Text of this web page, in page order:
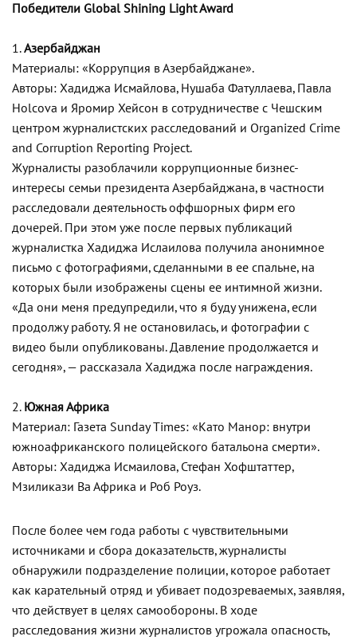
Победители Global Shining Light Award
1.Азербайджан
Материалы: «Коррупция в Азербайджане».
Авторы: Хадиджа Исмайлова, Нушаба Фатуллаева, Павла
Holcova и Яромир Хейсон в сотрудничестве с Чешским
центром журналистских расследований и Organized Crime
and Corruption Reporting Project.
Журналисты разоблачили коррупционные бизнес-
интересы семьи президента Азербайджана, в частности
расследовали деятельность оффшорных фирм его
дочерей. При этом уже после первых публикаций
журналистка Хадиджа Ислаилова получила анонимное
письмо с фотографиями, сделанными в ее спальне, на
которых были изображены сцены ее интимной жизни.
«Да они меня предупредили, что я буду унижена, если
продолжу работу. Я не остановилась, и фотографии с
видео были опубликованы. Давление продолжается и
сегодня», — рассказала Хадиджа после награждения.
2. Южная Африка
Материал: Газета Sunday Times: «Като Манор: внутри
южноафриканского полицейского батальона смерти».
Авторы: Хадиджа Исмаилова, Стефан Хофштаттер,
Мзиликази Ва Африка и Роб Роуз.
После более чем года работы с чувствительными
источниками и сбора доказательств, журналисты
обнаружили подразделение полиции, которое работает
как карательный отряд и убивает подозреваемых, заявляя,
что действует в целях самообороны. В ходе
расследования жизни журналистов угрожала опасность,